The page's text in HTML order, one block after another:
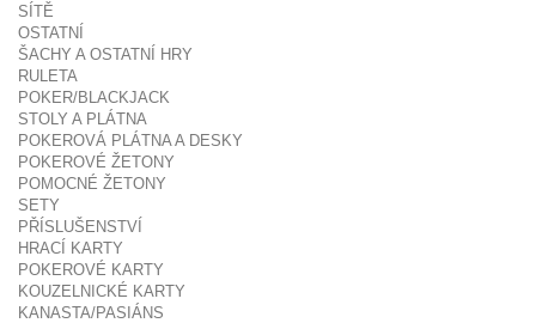
SÍTĚ
OSTATNÍ
ŠACHY A OSTATNÍ HRY
RULETA
POKER/BLACKJACK
STOLY A PLÁTNA
POKEROVÁ PLÁTNA A DESKY
POKEROVÉ ŽETONY
POMOCNÉ ŽETONY
SETY
PŘÍSLUŠENSTVÍ
HRACÍ KARTY
POKEROVÉ KARTY
KOUZELNICKÉ KARTY
KANASTA/PASIÁNS